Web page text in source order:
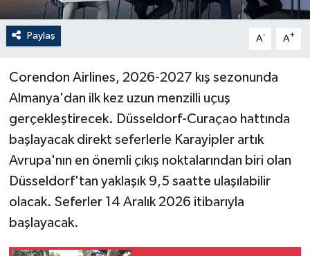
Paylaş A- A+
Corendon Airlines, 2026-2027 kış sezonunda
Almanya'dan ilk kez uzun menzilli uçuş
gerçekleştirecek. Düsseldorf-Curaçao hattında
başlayacak direkt seferlerle Karayipler artık
Avrupa'nın en önemli çıkış noktalarından biri olan
Düsseldorf'tan yaklaşık 9,5 saatte ulaşılabilir
olacak. Seferler 14 Aralık 2026 itibarıyla
başlayacak.